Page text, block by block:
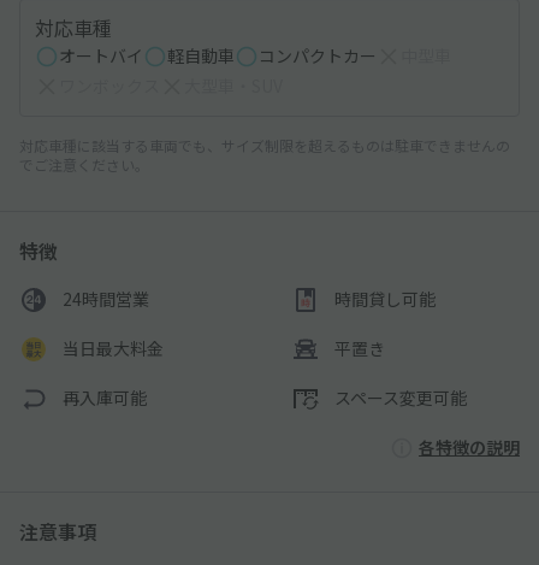
対応車種
オートバイ 軽自動車 コンパクトカー
対応車種に該当する車両でも、サイズ制限を超えるものは駐車できませんの
でご注意ください。
特徴
24時間営業 時間貸し可能
当日最大料金 平置き
再入庫可能 スペース変更可能
各特徴の説明
注意事項